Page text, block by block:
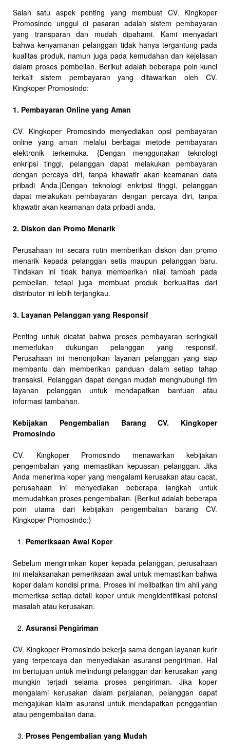
Salah satu aspek penting yang membuat CV. Kingkoper
Promosindo unggul di pasaran adalah sistem pembayaran
yang transparan dan mudah dipahami. Kami menyadari
bahwa kenyamanan pelanggan tidak hanya tergantung pada
kualitas produk, namun juga pada kemudahan dan kejelasan
dalam proses pembelian. Berikut adalah beberapa poin kunci
terkait sistem pembayaran yang ditawarkan oleh CV.
Kingkoper Promosindo:
1. Pembayaran Online yang Aman
CV. Kingkoper Promosindo menyediakan opsi pembayaran
online yang aman melalui berbagai metode pembayaran
elektronik terkemuka. {Dengan menggunakan teknologi
enkripsi tinggi, pelanggan dapat melakukan pembayaran
dengan percaya diri, tanpa khawatir akan keamanan data
pribadi Anda.|Dengan teknologi enkripsi tinggi, pelanggan
dapat melakukan pembayaran dengan percaya diri, tanpa
khawatir akan keamanan data pribadi anda.
2. Diskon dan Promo Menarik
Perusahaan ini secara rutin memberikan diskon dan promo
menarik kepada pelanggan setia maupun pelanggan baru.
Tindakan ini tidak hanya memberikan nilai tambah pada
pembelian, tetapi juga membuat produk berkualitas dari
distributor ini lebih terjangkau.
3. Layanan Pelanggan yang Responsif
Penting untuk dicatat bahwa proses pembayaran seringkali
memerlukan dukungan pelanggan yang responsif.
Perusahaan ini menonjolkan layanan pelanggan yang siap
membantu dan memberikan panduan dalam setiap tahap
transaksi. Pelanggan dapat dengan mudah menghubungi tim
layanan pelanggan untuk mendapatkan bantuan atau
informasi tambahan.
Kebijakan Pengembalian Barang CV. Kingkoper
Promosindo
CV. Kingkoper Promosindo menawarkan kebijakan
pengembalian yang memastikan kepuasan pelanggan. Jika
Anda menerima koper yang mengalami kerusakan atau cacat,
perusahaan ini menyediakan beberapa langkah untuk
memudahkan proses pengembalian. {Berikut adalah beberapa
poin utama dari kebijakan pengembalian barang CV.
Kingkoper Promosindo:}
Pemeriksaan Awal Koper
Sebelum mengirimkan koper kepada pelanggan, perusahaan
ini melaksanakan pemeriksaan awal untuk memastikan bahwa
koper dalam kondisi prima. Proses ini melibatkan tim ahli yang
memeriksa setiap detail koper untuk mengidentifikasi potensi
masalah atau kerusakan.
Asuransi Pengiriman
CV. Kingkoper Promosindo bekerja sama dengan layanan kurir
yang terpercaya dan menyediakan asuransi pengiriman. Hal
ini bertujuan untuk melindungi pelanggan dari kerusakan yang
mungkin terjadi selama proses pengiriman. Jika koper
mengalami kerusakan dalam perjalanan, pelanggan dapat
mengajukan klaim asuransi untuk mendapatkan penggantian
atau pengembalian dana.
Proses Pengembalian yang Mudah